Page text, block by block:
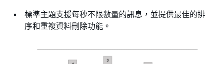
標準主題支援每秒不限數量的訊息，並提供最佳的排
序和重複資料刪除功能。